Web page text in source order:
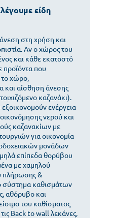
είδη
στη χρήση και
Αν ο χώρος του
και κάθε εκατοστό
προϊόντα που
το χώρο,
και αίσθηση άνεσης
καζανάκι).
ενέργεια
νερού και
καζανακίων με
για οικονομία
μονάδων
επίπεδα θορύβου
με χαμηλού
πλήρωσης &
σύστημα καθισμάτων
αθόρυβο και
του καθίσματος
Back to wall λεκάνες,